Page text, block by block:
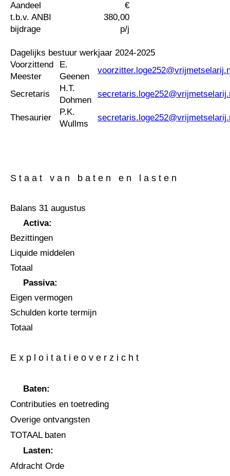
Aandeel
t.b.v. ANBI
bijdrage
€
380,00
p/j
Dagelijks bestuur werkjaar 2024-2025
Voorzittend
Meester
E.
Geenen
Secretaris
H.T.
Dohmen
Thesaurier
P.K.
Wullms
S t a a t v a n b a t e n e n l a s t e n
Balans 31 augustus
Activa:
Bezittingen
Liquide middelen
Totaal
Passiva:
Eigen vermogen
Schulden korte termijn
Totaal
E x p l o i t a t i e o v e r z i c h t
Baten:
Contributies en toetreding
Overige ontvangsten
TOTAAL baten
Lasten:
Afdracht Orde